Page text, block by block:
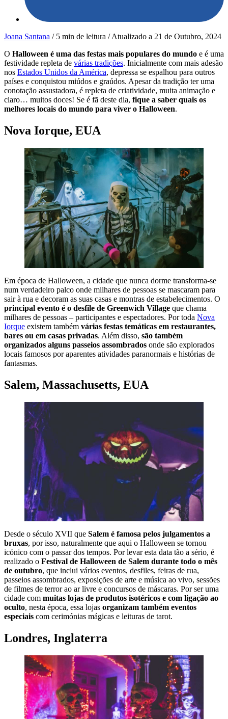
Joana Santana / 5 min de leitura /Atualizado a 21 de Outubro, 2024
O Halloween é uma das festas mais populares do mundo e é uma
festividade repleta de várias tradições. Inicialmente com mais adesão
nos Estados Unidos da América, depressa se espalhou para outros
países e conquistou miúdos e graúdos. Apesar da tradição ter uma
conotação assustadora, é repleta de criatividade, muita animação e
claro… muitos doces! Se é fã deste dia, fique a saber quais os
melhores locais do mundo para viver o Halloween.
Nova Iorque, EUA
Em época de Halloween, a cidade que nunca dorme transforma-se
num verdadeiro palco onde milhares de pessoas se mascaram para
sair à rua e decoram as suas casas e montras de estabelecimentos. O
principal evento é o desfile de Greenwich Village que chama
milhares de pessoas – participantes e espectadores. Por toda Nova
Iorque existem também várias festas temáticas em restaurantes,
bares ou em casas privadas. Além disso, são também
organizados alguns passeios assombrados onde são explorados
locais famosos por aparentes atividades paranormais e histórias de
fantasmas.
Salem, Massachusetts, EUA
Desde o século XVII que Salem é famosa pelos julgamentos a
bruxas, por isso, naturalmente que aqui o Halloween se tornou
icónico com o passar dos tempos. Por levar esta data tão a sério, é
realizado o Festival de Halloween de Salem durante todo o mês
de outubro, que inclui vários eventos, desfiles, feiras de rua,
passeios assombrados, exposições de arte e música ao vivo, sessões
de filmes de terror ao ar livre e concursos de máscaras. Por ser uma
cidade com muitas lojas de produtos isotéricos e com ligação ao
oculto, nesta época, essa lojas organizam também eventos
especiais com cerimónias mágicas e leituras de tarot.
Londres, Inglaterra